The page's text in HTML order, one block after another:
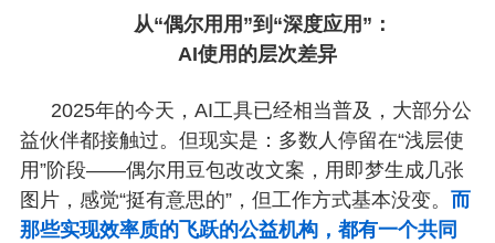
从“偶尔用用”到“深度应用”：
AI使用的层次差异
2025年的今天，AI工具已经相当普及，大部分公
益伙伴都接触过。但现实是：多数人停留在“浅层使
用”阶段——偶尔用豆包改改文案，用即梦生成几张
图片，感觉“挺有意思的”，但工作方式基本没变。 而
那些实现效率质的飞跃的公益机构，都有一个共同